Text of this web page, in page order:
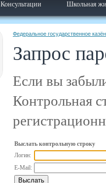
Консультации Школьная
Федеральное государственное
Запрос
Если вы
Контрольная
Выслать контрольную строку
Логин:
E-Mail: